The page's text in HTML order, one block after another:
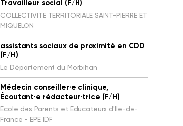
Travailleur social (F/H)
COLLECTIVITE TERRITORIALE SAINT-PIERRE ET
MIQUELON
assistants sociaux de proximité en CDD
(F/H)
Le Département du Morbihan
Médecin conseiller·e clinique,
Écoutant·e rédacteur·trice (F/H)
Ecole des Parents et Educateurs d'Ile-de-
France - EPE IDF